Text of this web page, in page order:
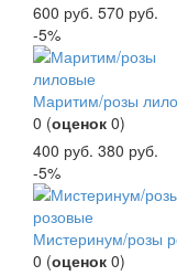
600 руб. 570 руб.
-5%
Маритим/розы
0 (оценок 0)
400 руб. 380 руб.
-5%
Мистеринум/розы
0 (оценок 0)